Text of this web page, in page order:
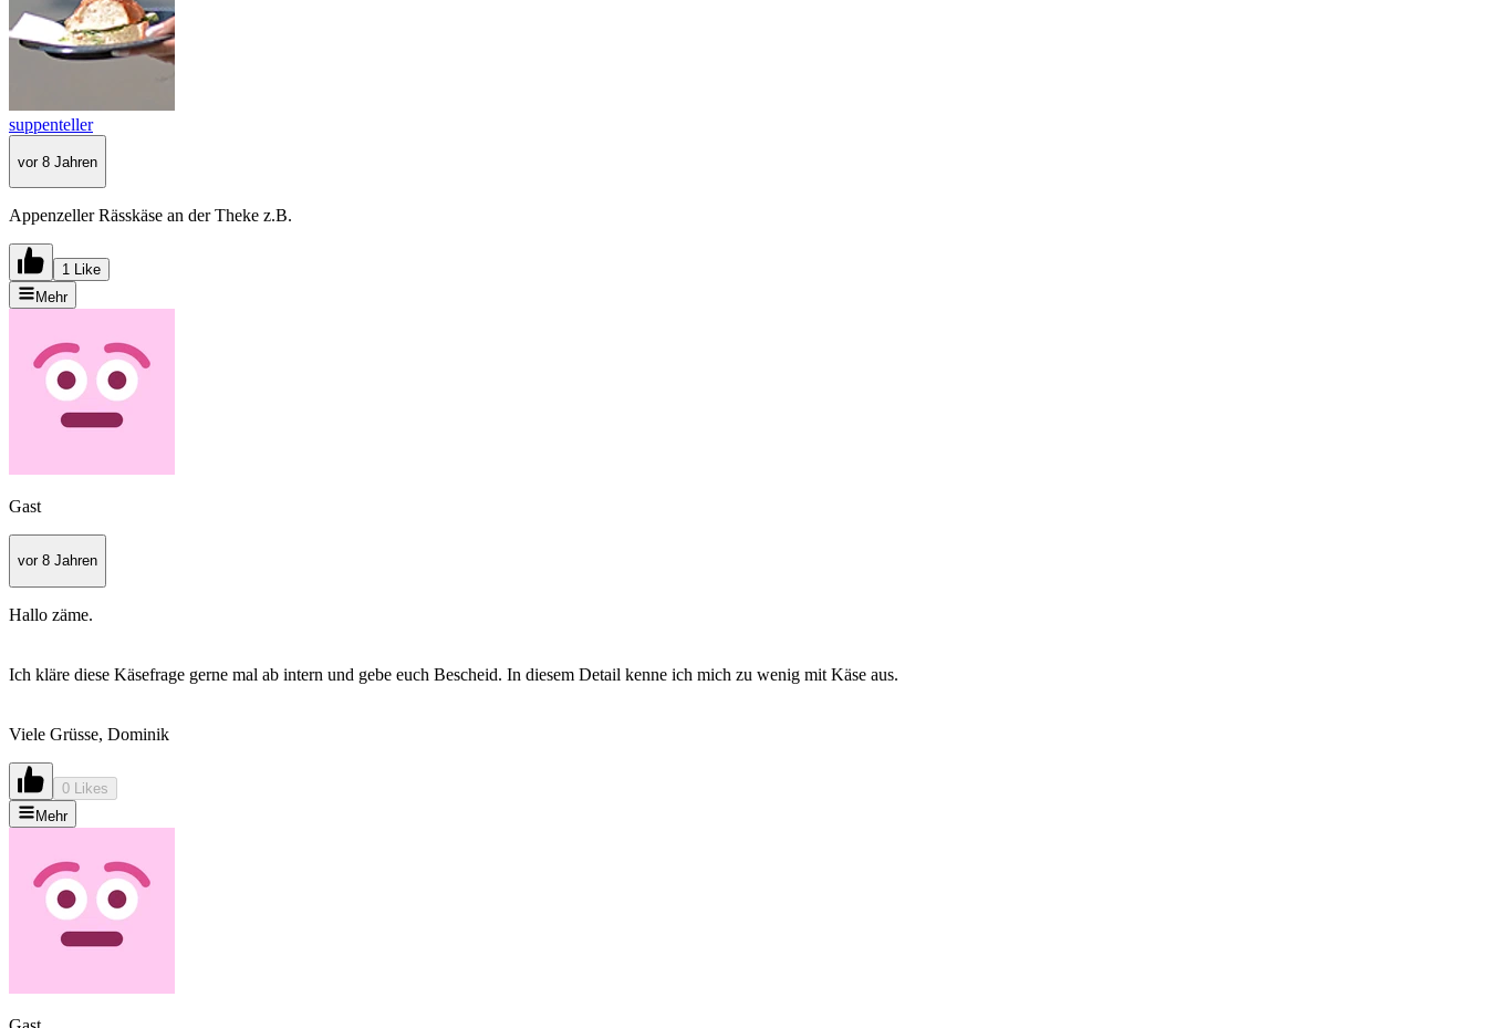
suppenteller
vor 8 Jahren
Appenzeller Rässkäse an der Theke z.B.
1 Like
Mehr
Gast
vor 8 Jahren
Hallo zäme.
Ich kläre diese Käsefrage gerne mal ab intern und gebe euch Bescheid. In diesem Detail kenne ich mich zu wenig mit Käse aus.
Viele Grüsse, Dominik
0 Likes
Mehr